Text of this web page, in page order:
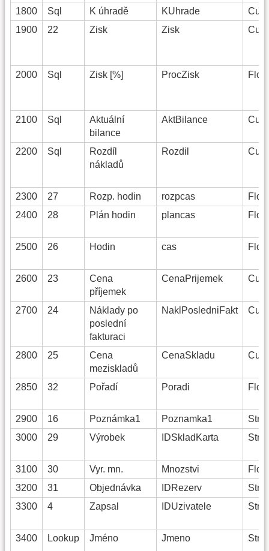
1800
Sql K úhradě KUhrade
1900
22 Zisk Zisk
2000 Sql Zisk [%] ProcZisk
2100 Sql
Aktuální
bilance
AktBilance
2200 Sql
Rozdíl
nákladů
Rozdil
2300 27 Rozp. hodin rozpcas
2400
28 Plán hodin plancas
2500 26 Hodin cas
2600 23
Cena
příjemek
CenaPrijemek
2700 24
Náklady po
poslední
fakturaci
NaklPosledniFakt
2800 25
Cena
meziskladů
CenaSkladu
2850 32 Pořadí Poradi
2900 16 Poznámka1 Poznamka1
3000
29 Výrobek IDSkladKarta
3100 30 Vyr. mn. Mnozstvi
3200
31 Objednávka IDRezerv
3300
4 Zapsal IDUzivatele
3400 Lookup Jméno Jmeno